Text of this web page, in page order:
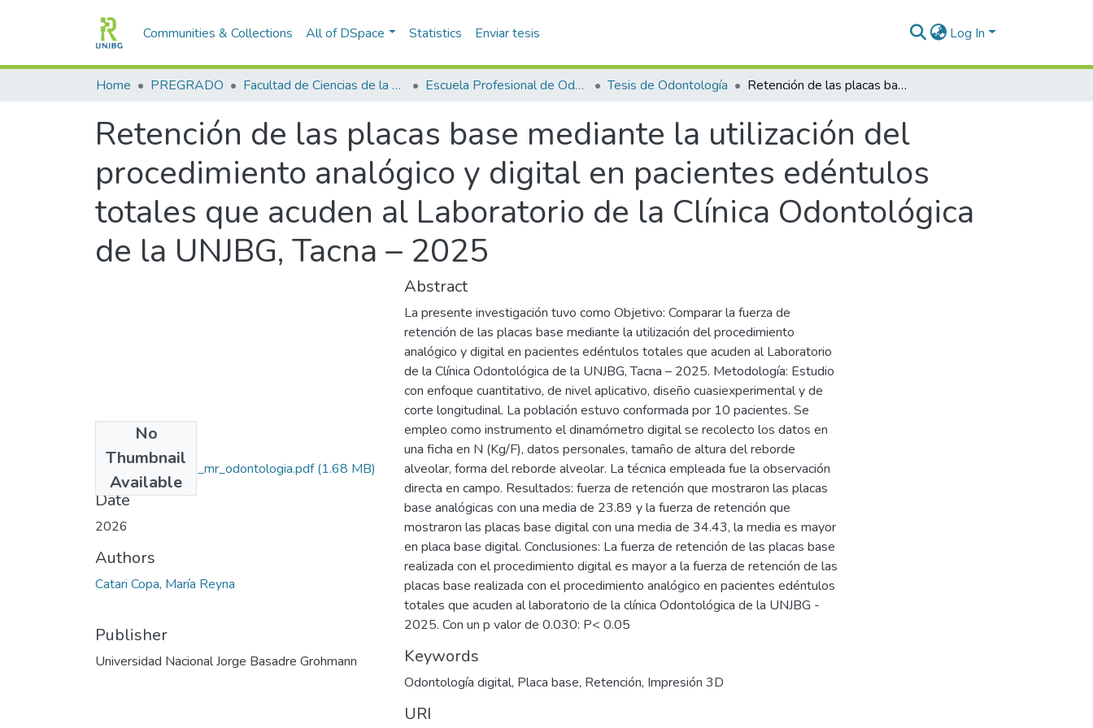
Communities & Collections All of DSpace Statistics Enviar tesis Log In
Home PREGRADO Facultad de Ciencias de la Salud Escuela Profesional de Odontología Tesis de Odontología Retención de las placas base mediante la utilización del procedimiento analógico y digital en pacientes edéntulos totales que acuden al Laboratorio de la Clínica Odontológica de la UNJBG, Tacna – 2025
Retención de las placas base mediante la utilización del
procedimiento analógico y digital en pacientes edéntulos
totales que acuden al Laboratorio de la Clínica Odontológica
de la UNJBG, Tacna – 2025
No
Thumbnail
Available
2026_catari_copa_mr_odontologia.pdf(1.68 MB)
Date
2026
Authors
Catari Copa, María Reyna
Publisher
Universidad Nacional Jorge Basadre Grohmann
Abstract
La presente investigación tuvo como Objetivo: Comparar la fuerza de
retención de las placas base mediante la utilización del procedimiento
analógico y digital en pacientes edéntulos totales que acuden al Laboratorio
de la Clínica Odontológica de la UNJBG, Tacna – 2025. Metodología: Estudio
con enfoque cuantitativo, de nivel aplicativo, diseño cuasiexperimental y de
corte longitudinal. La población estuvo conformada por 10 pacientes. Se
empleo como instrumento el dinamómetro digital se recolecto los datos en
una ficha en N (Kg/F), datos personales, tamaño de altura del reborde
alveolar, forma del reborde alveolar. La técnica empleada fue la observación
directa en campo. Resultados: fuerza de retención que mostraron las placas
base analógicas con una media de 23.89 y la fuerza de retención que
mostraron las placas base digital con una media de 34.43, la media es mayor
en placa base digital. Conclusiones: La fuerza de retención de las placas base
realizada con el procedimiento digital es mayor a la fuerza de retención de las
placas base realizada con el procedimiento analógico en pacientes edéntulos
totales que acuden al laboratorio de la clínica Odontológica de la UNJBG -
2025. Con un p valor de 0.030: P< 0.05
Keywords
Odontología digital, Placa base, Retención, Impresión 3D
URI